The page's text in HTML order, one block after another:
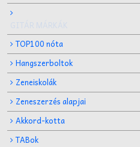
TOP100 nóta
Hangszerboltok
Zeneiskolák
Zeneszerzés alapjai
Akkord-kotta
TABok